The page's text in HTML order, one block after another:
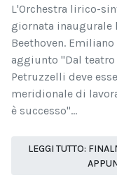
L'Orchestra lirico-
giornata inaugurale
Beethoven.
aggiunto "Dal
Petruzzelli deve
meridionale di
è successo"...
LEGGI TUTTO: